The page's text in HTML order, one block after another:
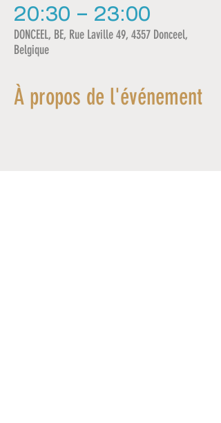
20:30 – 23:00
DONCEEL, BE, Rue Laville 49, 4357 Donceel,
Belgique
À propos de l'événement